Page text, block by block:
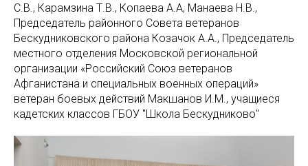
С.В., Карамзина Т.В., Копаева А.А, Манаева Н.В.,
Председатель районного Совета ветеранов
Бескудниковского района Козачок А.А., Председатель
местного отделения Московской региональной
организации «Российский Союз ветеранов
Афганистана и специальных военных операций»
ветеран боевых действий Макшанов И.М., учащиеся
кадетских классов ГБОУ "Школа Бескудниково"